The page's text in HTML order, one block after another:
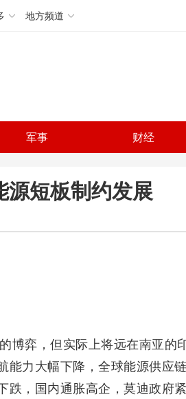
地方频道
军事 财经
源短板制约发展
博弈，但实际上将远在南亚的
力大幅下降，全球能源供应
跌，国内通胀高企，莫迪政府